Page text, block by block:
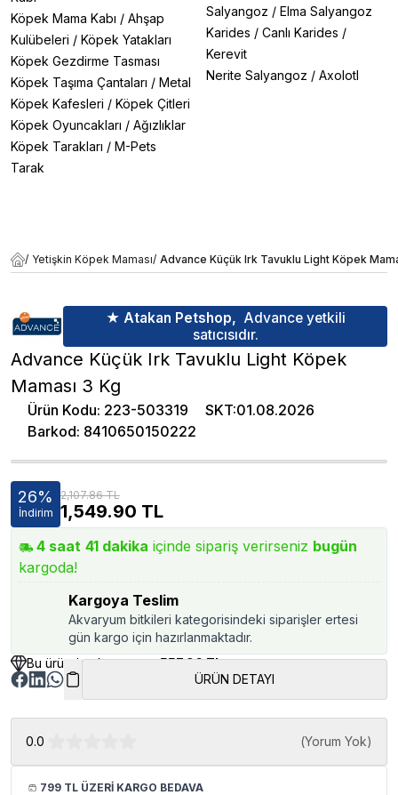
Köpek Mama Kabı / Ahşap
Kulübeleri / Köpek Yatakları
Köpek Gezdirme Tasması
Köpek Taşıma Çantaları / Metal
Köpek Kafesleri / Köpek Çitleri
Köpek Oyuncakları / Ağızlıklar
Köpek Tarakları / M-Pets
Tarak
Salyangoz / Elma Salyangoz
Karides / Canlı Karides /
Kerevit
Nerite Salyangoz / Axolotl
/ Yetişkin Köpek Maması/ Advance Küçük Irk Tavuklu Light Köpek
★ Atakan Petshop, Advance yetkili
satıcısıdır.
Advance Küçük Irk Tavuklu Light Köpek
Maması 3 Kg
Ürün Kodu: 223-503319 SKT:01.08.2026
Barkod: 8410650150222
26%
İndirim
2,107.86 TL
1,549.90 TL
4 saat 41 dakika içinde sipariş verirseniz bugün
kargoda!
Kargoya Teslim
Akvaryum bitkileri kategorisindeki siparişler ertesi
gün kargo için hazırlanmaktadır.
Bu üründen kazancınız557.96 TL
ÜRÜN DETAYI
0.0 (Yorum Yok)
799 TL ÜZERİ KARGO BEDAVA